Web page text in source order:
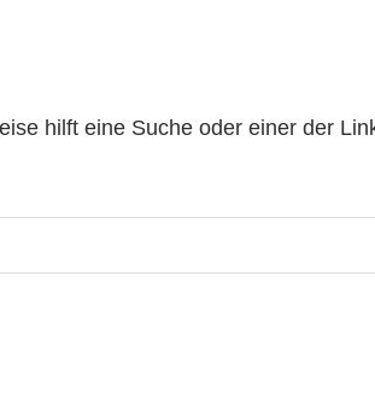
hilft eine Suche oder einer der